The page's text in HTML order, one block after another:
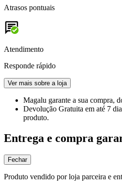
Atrasos pontuais
Atendimento
Responde rápido
Ver mais sobre a loja
Magalu garante a sua compra,
Devolução Gratuita em até 7
produto.
Entrega e compra
Fechar
Produto vendido por loja parceira e